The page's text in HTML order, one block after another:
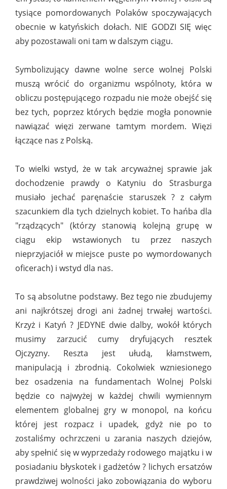
tysiące pomordowanych Polaków spoczywających
obecnie w katyńskich dołach. NIE GODZI SIĘ więc
aby pozostawali oni tam w dalszym ciągu.
Symbolizujący dawne wolne serce wolnej Polski
muszą wrócić do organizmu wspólnoty, która w
obliczu postępującego rozpadu nie może obejść się
bez tych, poprzez których będzie mogła ponownie
nawiązać więzi zerwane tamtym mordem. Więzi
łączące nas z Polską.
To wielki wstyd, że w tak arcyważnej sprawie jak
dochodzenie prawdy o Katyniu do Strasburga
musiało jechać paręnaście staruszek ? z całym
szacunkiem dla tych dzielnych kobiet. To hańba dla
"rządzących" (którzy stanowią kolejną grupę w
ciągu ekip wstawionych tu przez naszych
nieprzyjaciół w miejsce puste po wymordowanych
oficerach) i wstyd dla nas.
To są absolutne podstawy. Bez tego nie zbudujemy
ani najkrótszej drogi ani żadnej trwałej wartości.
Krzyż i Katyń ? JEDYNE dwie dalby, wokół których
musimy zarzucić cumy dryfujących resztek
Ojczyzny. Reszta jest ułudą, kłamstwem,
manipulacją i zbrodnią. Cokolwiek wzniesionego
bez osadzenia na fundamentach Wolnej Polski
będzie co najwyżej w każdej chwili wymiennym
elementem globalnej gry w monopol, na końcu
której jest rozpacz i upadek, gdyż nie po to
zostaliśmy ochrzczeni u zarania naszych dziejów,
aby spełnić się w wyprzedaży rodowego majątku i w
posiadaniu błyskotek i gadżetów ? lichych ersatzów
prawdziwej wolności jako zobowiązania do wyboru